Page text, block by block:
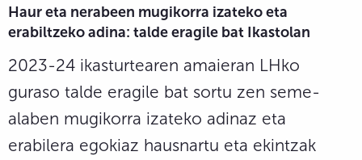
Haur eta nerabeen mugikorra izateko eta
erabiltzeko adina: talde eragile bat Ikastolan
2023-24 ikasturtearen amaieran LHko
guraso talde eragile bat sortu zen seme-
alaben mugikorra izateko adinaz eta
erabilera egokiaz hausnartu eta ekintzak